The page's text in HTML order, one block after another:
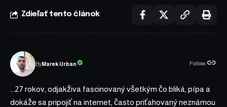
Zdieľať tento článok
ByMarek Urban Follow:
...27 rokov, odjakživa fascinovaný všetkým čo bliká, pípa a
dokáže sa pripojiť na internet, často priťahovaný neznámou